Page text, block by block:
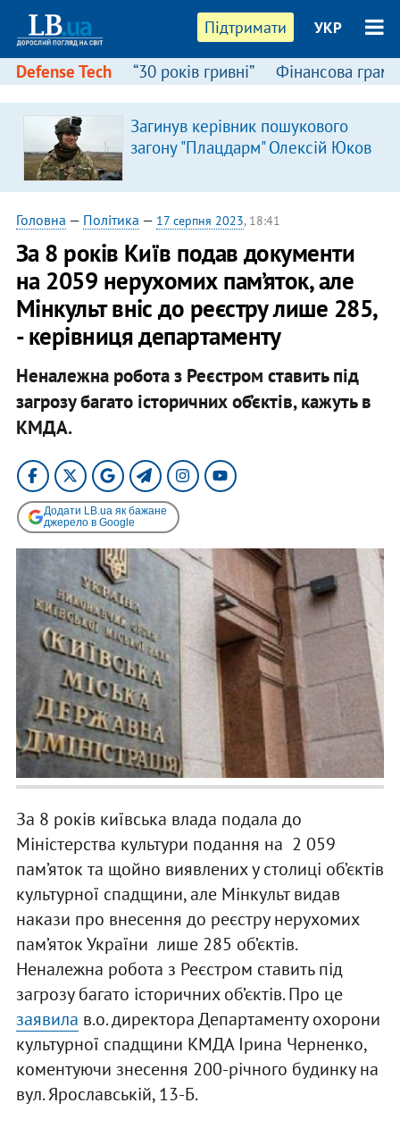
Підтримати УКР
Defense Tech “30 років гривні” Фінансова
Загинув керівник пошукового
загону "Плацдарм" Олексій Юков
Головна — Політика — 17 серпня 2023, 18:41
За 8 років Київ подав документи
на 2059 нерухомих пам’яток, але
Мінкульт вніс до реєстру лише 285,
- керівниця департаменту
Неналежна робота з Реєстром ставить під
загрозу багато історичних об’єктів, кажуть в
КМДА.
Додати LB.ua як бажане
джерело в Google
За 8 років київська влада подала до
Міністерства культури подання на 2 059
пам’яток та щойно виявлених у столиці об’єктів
культурної спадщини, але Мінкульт видав
накази про внесення до реєстру нерухомих
пам’яток України лише 285 об’єктів.
Неналежна робота з Реєстром ставить під
загрозу багато історичних об’єктів. Про це
заявила в.о. директора Департаменту охорони
культурної спадщини КМДА Ірина Черненко,
коментуючи знесення 200-річного будинку на
вул. Ярославській, 13-Б.